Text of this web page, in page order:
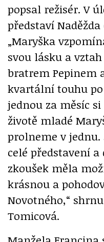
popsal režisér. V
představí
„Maryška
svou lásku a
bratrem Pepinem
kvartální touhu po
jednou za měsíc
životě mladé
prolneme v jednu.
celé představení
zkoušek měla
krásnou a
Novotného,“
Tomicová.